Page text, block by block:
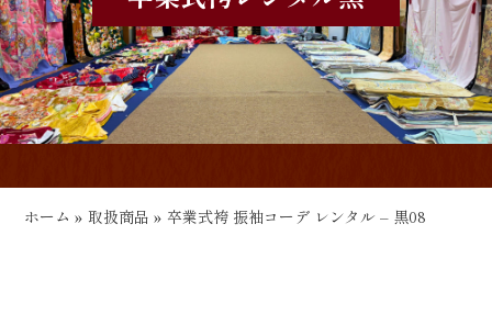
ホーム »取扱商品 » 卒業式袴 振袖コーデ レンタル – 黒08